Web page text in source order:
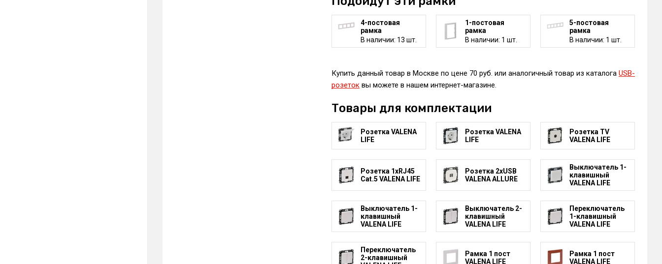
4-постовая
рамка
В наличии: 13 шт.
1-постовая
рамка
В наличии: 1 шт.
5-постовая
рамка
В наличии: 1 шт.
Купить данный товар в Москве по цене 70 руб. или аналогичный товар из каталога USB-
розеток вы можете в нашем интернет-магазине.
Товары для комплектации
Розетка VALENA
LIFE
Розетка VALENA
LIFE
Розетка TV
VALENA LIFE
Розетка 1xRJ45
Cat.5 VALENA LIFE
Розетка 2xUSB
VALENA ALLURE
Выключатель 1-
клавишный
VALENA LIFE
Выключатель 1-
клавишный
VALENA LIFE
Выключатель 2-
клавишный
VALENA LIFE
Переключатель
1-клавишный
VALENA LIFE
Переключатель
2-клавишный
Рамка 1 пост
VALENA LIFE
Рамка 1 пост
VALENA LIFE